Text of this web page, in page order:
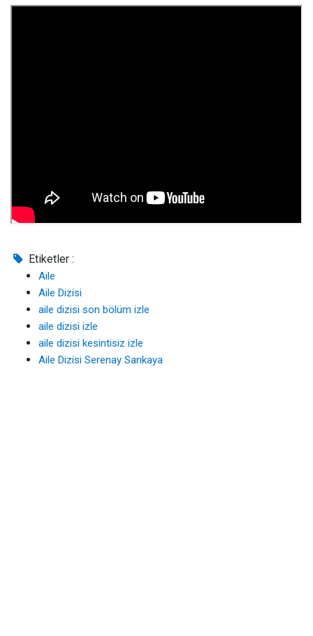
Etiketler :
Aile
Aile Dizisi
aile dizisi son bölüm izle
aile dizisi izle
aile dizisi kesintisiz izle
Aile Dizisi Serenay Sarıkaya